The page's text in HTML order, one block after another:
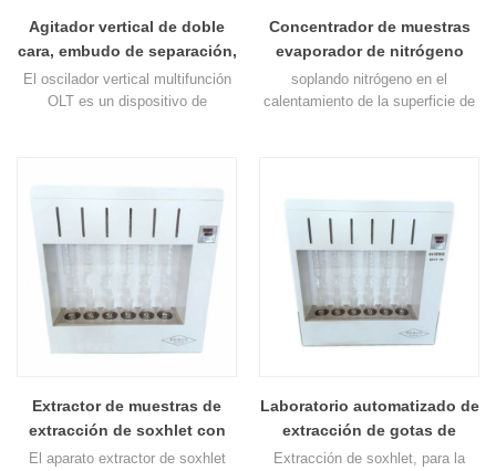
Agitador vertical de doble
cara, embudo de separación,
líquido, agitación, 6
muestras, oscilador.
El oscilador vertical multifunción
OLT es un dispositivo de
como líquidos viscosos,
dispersiones sólidas y para
extracciones líquido-líquido. La
agitación vertical es importante en
muchas aplicaciones, como la
extracción de aceite del agua, la
extracción d7
Concentrador de muestras
evaporador de nitrógeno
para 24 muestras.
soplando nitrógeno en el
calentamiento de la superficie de
Extractor de muestras de
extracción de soxhlet con
temporizador
El aparato extractor de soxhlet
Laboratorio automatizado de
extracción de gotas de
líquido.
Extracción de soxhlet, para la